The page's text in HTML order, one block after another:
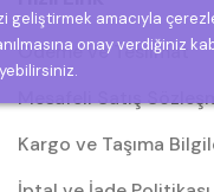
Ödeme ve Teslimat
Mesafeli Satış
Kargo ve Taşıma
geliştirmek amacıyla
onay verdiğiniz